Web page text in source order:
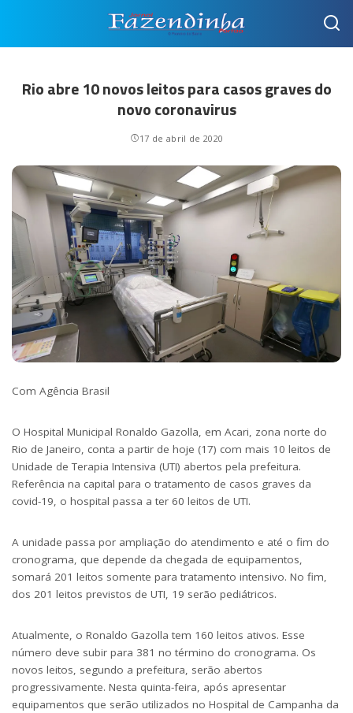
Rio abre 10 novos leitos para casos graves do
novo coronavirus
17 de abril de 2020
Com Agência Brasil
O Hospital Municipal Ronaldo Gazolla, em Acari, zona norte do
Rio de Janeiro, conta a partir de hoje (17) com mais 10 leitos de
Unidade de Terapia Intensiva (UTI) abertos pela prefeitura.
Referência na capital para o tratamento de casos graves da
covid-19, o hospital passa a ter 60 leitos de UTI.
A unidade passa por ampliação do atendimento e até o fim do
cronograma, que depende da chegada de equipamentos,
somará 201 leitos somente para tratamento intensivo. No fim,
dos 201 leitos previstos de UTI, 19 serão pediátricos.
Atualmente, o Ronaldo Gazolla tem 160 leitos ativos. Esse
número deve subir para 381 no término do cronograma. Os
novos leitos, segundo a prefeitura, serão abertos
progressivamente. Nesta quinta-feira, após apresentar
equipamentos que serão utilizados no Hospital de Campanha da